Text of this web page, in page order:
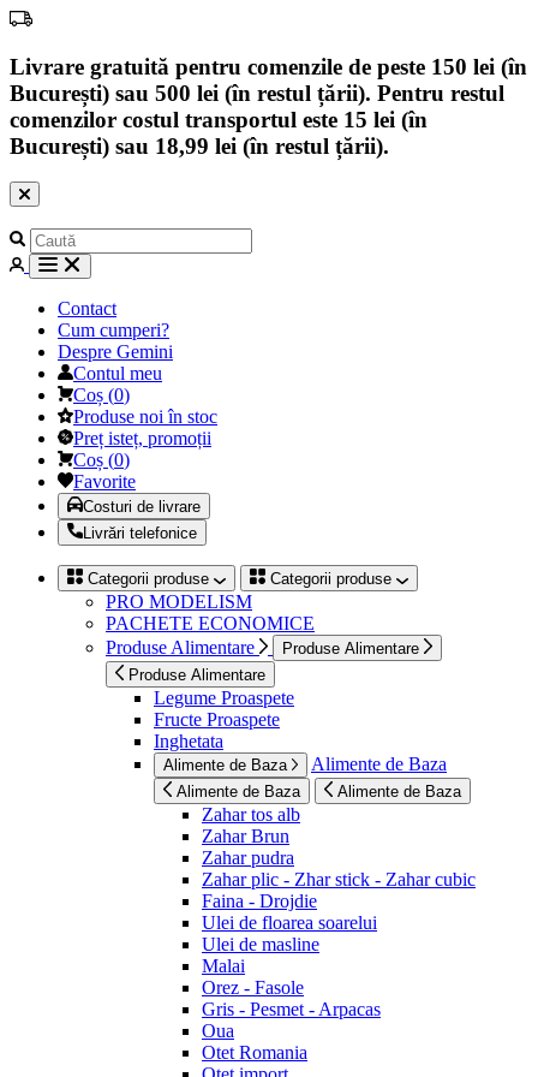
Livrare gratuită pentru comenzile de peste 150 lei (în
București) sau 500 lei (în restul țării). Pentru restul
comenzilor costul transportul este 15 lei (în
București) sau 18,99 lei (în restul țării).
Contact
Cum cumperi?
Despre Gemini
Contul meu
Coș (0)
Produse noi în stoc
Preț isteț, promoții
Coș (0)
Favorite
Costuri de livrare
Livrări telefonice
Categorii produse Categorii produse
PRO MODELISM
PACHETE ECONOMICE
Produse Alimentare
Produse Alimentare
Produse Alimentare
Legume Proaspete
Fructe Proaspete
Inghetata
Alimente de Baza Alimente de Baza
Alimente de Baza Alimente de Baza
Zahar tos alb
Zahar Brun
Zahar pudra
Zahar plic - Zhar stick - Zahar cubic
Faina - Drojdie
Ulei de floarea soarelui
Ulei de masline
Malai
Orez - Fasole
Gris - Pesmet - Arpacas
Oua
Otet Romania